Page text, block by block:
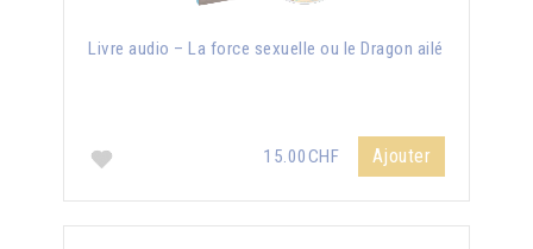
Livre audio – La force sexuelle ou le Dragon ailé
15.00CHF Ajouter